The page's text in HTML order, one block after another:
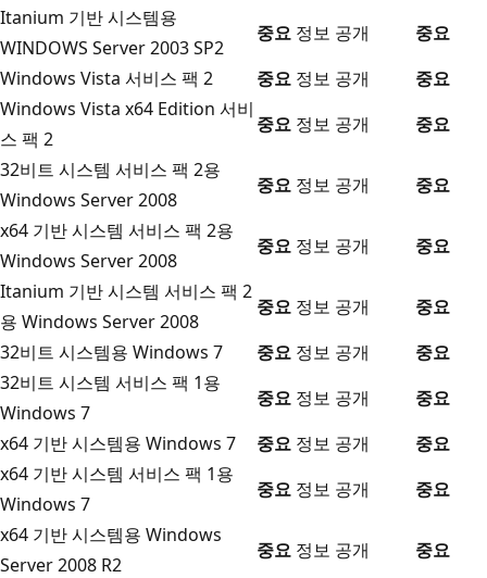
Itanium 기반 시스템용
WINDOWS Server 2003 SP2
중요 정보 공개
중요
Windows Vista 서비스 팩 2
중요 정보 공개
중요
Windows Vista x64 Edition 서비
스 팩 2
중요 정보 공개
중요
32비트 시스템 서비스 팩 2용
Windows Server 2008
중요 정보 공개
중요
x64 기반 시스템 서비스 팩 2용
Windows Server 2008
중요 정보 공개
중요
Itanium 기반 시스템 서비스 팩 2
용 Windows Server 2008
중요 정보 공개
중요
32비트 시스템용 Windows 7
중요 정보 공개
중요
32비트 시스템 서비스 팩 1용
Windows 7
중요 정보 공개
중요
x64 기반 시스템용 Windows 7
중요 정보 공개
중요
x64 기반 시스템 서비스 팩 1용
Windows 7
중요 정보 공개
중요
x64 기반 시스템용 Windows
Server 2008 R2
중요 정보 공개
중요